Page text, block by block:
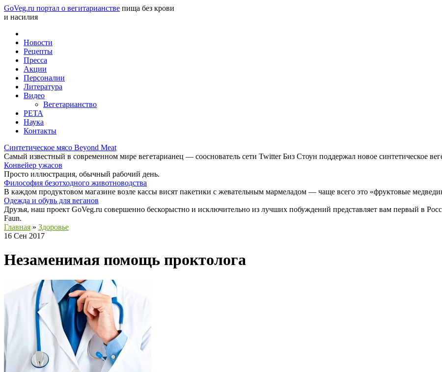
GoVeg.ru портал о вегитарианстве пища без крови
и насилия
Новости
Рецепты
Пресса
Акции
Персоналии
Литература
Видео
Вегетарианство
РЕТА
Наука
Контакты
Синтетическое мясо Beyond Meat
Самый известный в современном мире вегетарианец — сооснователь сети Twitter Биз Стоун поддержал новое синтетическое
Конвейер ужасов
Просто иллюстрация, обычный рабочий день.
Философия безотходного животноводства
В каждом продуктовом магазине возле кассы висят пакетики с жевательным мармеладом — чаще всего это «фруктовые
Одежда и обувь для веганов
Друзья, наш проект GoVeg.ru совершенно бескорыстно и исключительно из лучших побуждений представляет вам первый в
Faun.
Главная » Здоровье
16 Сен 2017
Незаменимая помощь проктолога